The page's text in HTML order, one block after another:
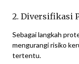
2. Diversifikasi
Sebagai langkah
mengurangi risiko
tertentu.